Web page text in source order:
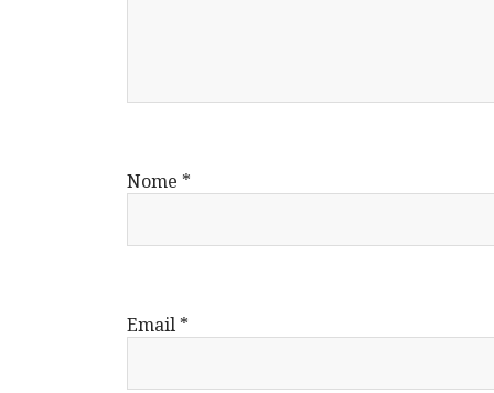
Nome *
Email *